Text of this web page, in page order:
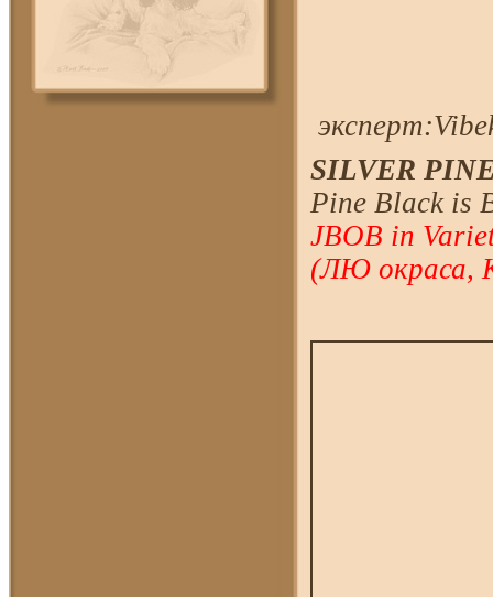
SILVER
Pine Black is
JBOB in
(ЛЮ окраса,